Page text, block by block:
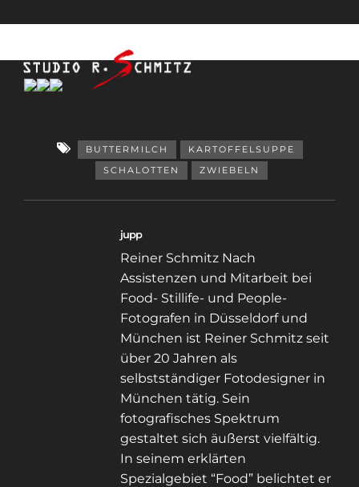
BUTTERMILCH
KARTOFFELSUPPE
SCHALOTTEN
ZWIEBELN
jupp
Reiner Schmitz Nach
Assistenzen und Mitarbeit bei
Food- Stillife- und People-
Fotografen in Düsseldorf und
München ist Reiner Schmitz seit
über 20 Jahren als
selbstständiger Fotodesigner in
München tätig. Sein
fotografisches Spektrum
gestaltet sich äußerst vielfältig.
In seinem erklärten
Spezialgebiet “Food” belichtet er